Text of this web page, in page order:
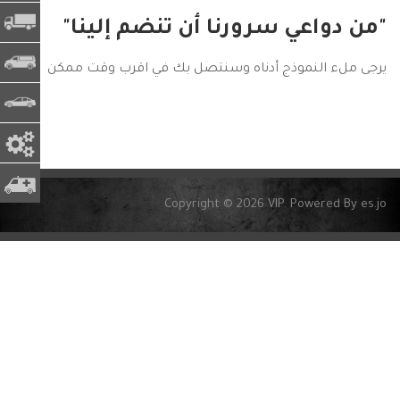
فرع
مركبة
قطع
سياره
"من دواعي سرورنا أن تنضم إلينا"
يرجى ملء النموذج أدناه وسنتصل بك في اقرب وقت ممكن
Copyright © 2026 VIP. Powered By es.jo